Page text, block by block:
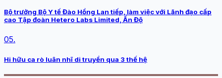
Bộ trưởng Bộ Y tế Đào Hồng Lan tiếp, làm việc với Lãnh đạo cấp
cao Tập đoàn Hetero Labs Limited, Ấn Độ
05.
Hi hữu ca rò luân nhĩ di truyền qua 3 thế hệ